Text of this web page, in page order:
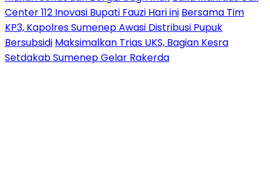
Center 112 Inovasi Bupati Fauzi Hari ini Bersama Tim
KP3, Kapolres Sumenep Awasi Distribusi Pupuk
Bersubsidi Maksimalkan Trias UKS, Bagian Kesra
Setdakab Sumenep Gelar Rakerda